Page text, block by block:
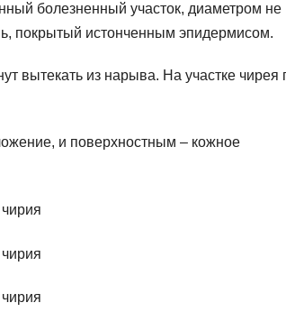
болезненный участок, диаметром не
покрытый истонченным эпидермисом.
вытекать из нарыва. На участке чирея
и поверхностным – кожное